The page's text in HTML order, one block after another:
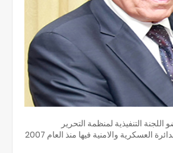
التنفيذية لمنظمة التحرير
الفلسطينية ورئيس الدائرة العسكرية والامنية فيها منذ العام 2007